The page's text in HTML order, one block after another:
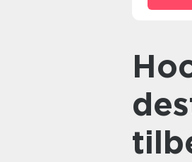
Hockeyshop: Din ultimative